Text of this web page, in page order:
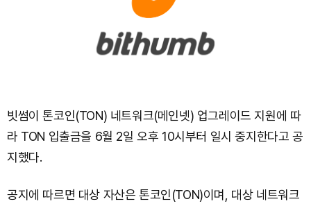
빗썸이 톤코인(TON) 네트워크(메인넷) 업그레이드 지원에 따
라 TON 입출금을 6월 2일 오후 10시부터 일시 중지한다고 공
지했다.
공지에 따르면 대상 자산은 톤코인(TON)이며, 대상 네트워크